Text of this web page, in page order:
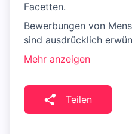
Facetten.
Bewerbungen von
sind ausdrücklich
Mehr anzeigen
Teilen